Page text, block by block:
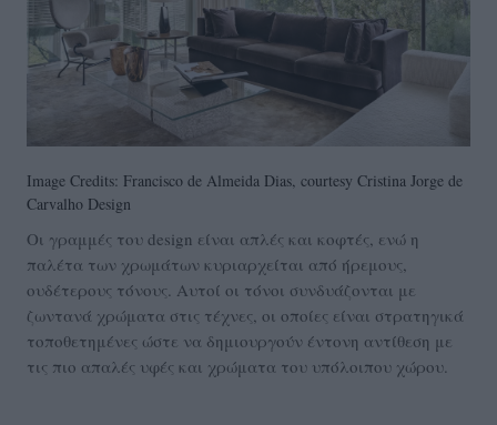
Image Credits: Francisco de Almeida Dias, courtesy Cristina Jorge de
Carvalho Design
Οι γραμμές του design είναι απλές και κοφτές, ενώ η
παλέτα των χρωμάτων κυριαρχείται από ήρεμους,
ουδέτερους τόνους. Αυτοί οι τόνοι συνδυάζονται με
ζωντανά χρώματα στις τέχνες, οι οποίες είναι στρατηγικά
τοποθετημένες ώστε να δημιουργούν έντονη αντίθεση με
τις πιο απαλές υφές και χρώματα του υπόλοιπου χώρου.